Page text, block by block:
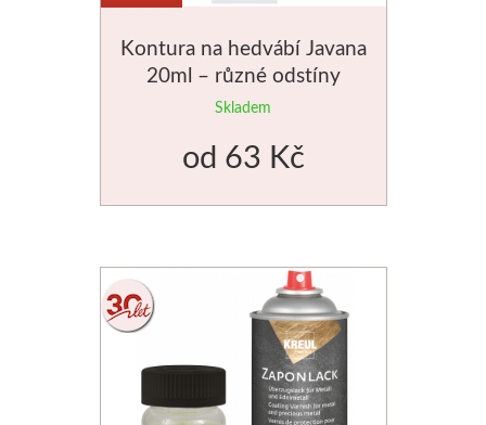
Novinky
Kontura na hedvábí Javana
20ml – různé odstíny
Skladem
od 63 Kč